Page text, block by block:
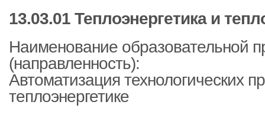
13.03.01 Теплоэнергетика и
Наименование образовательной
(направленность):
Автоматизация технологических
теплоэнергетике